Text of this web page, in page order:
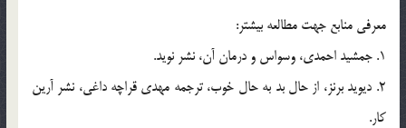
معرفي منابع جهت مطالعه بيشتر:
1. جمشيد احمدي، وسواس و درمان آن، نشر نويد.
2. ديويد برنز، از حال بد به حال خوب، ترجمه مهدي قراچه داغي، نشر آرين
كار.